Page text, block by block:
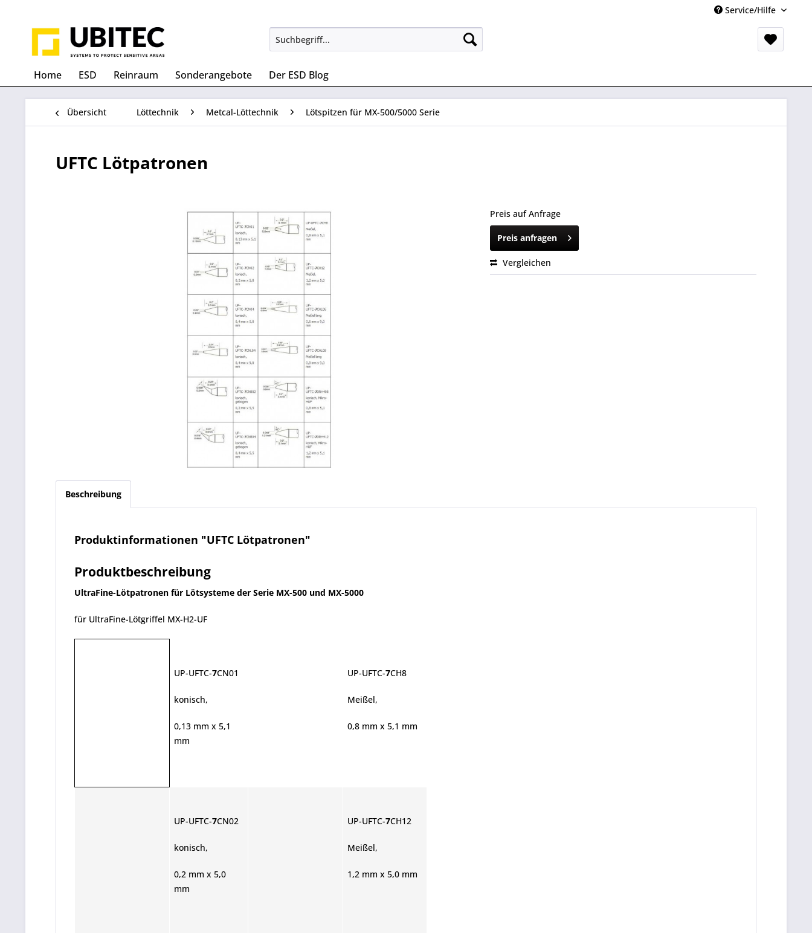
Service/Hilfe
Home ESD Reinraum Sonderangebote Der ESD Blog
Übersicht Löttechnik Metcal-Löttechnik Lötspitzen für MX-500/5000 Serie
UFTC Lötpatronen
Preis auf Anfrage
Preis anfragen
Vergleichen
Beschreibung
Produktinformationen "UFTC Lötpatronen"
Produktbeschreibung
UltraFine-Lötpatronen für Lötsysteme der Serie MX-500 und MX-5000
für UltraFine-Lötgriffel MX-H2-UF
UP-UFTC-7CN01
konisch,
0,13 mm x 5,1
mm
UP-UFTC-7CH8
Meißel,
0,8 mm x 5,1 mm
UP-UFTC-7CN02
konisch,
0,2 mm x 5,0
mm
UP-UFTC-7CH12
Meißel,
1,2 mm x 5,0 mm